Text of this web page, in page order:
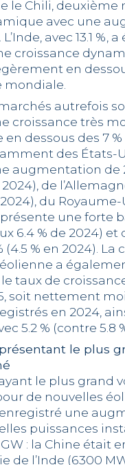
le Chili, deuxième
avec une
L’Inde, avec 13.1 %,
croissance
en
mondiale.
autrefois
croissance très
en dessous des 7 %
des États-
augmentation de
de
du Royaume-
une forte
6.4 % de 2024) et
(4.5 % en 2024). La
éolienne a
le taux de
soit nettement
en 2024,
5.2 % (contre 5.8
le plus
le plus grand
de nouvelles
une
puissances
: la Chine était
de l’Inde (6300